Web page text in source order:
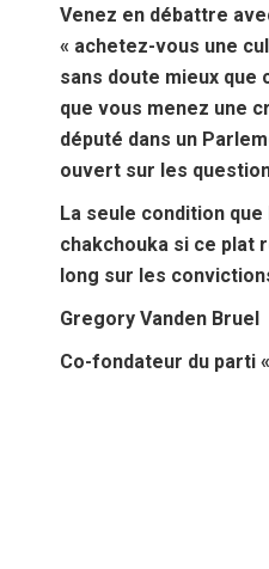
Venez en débattre
« achetez-vous une
sans doute mieux que
que vous menez une
député dans un
ouvert sur les
La seule condition
chakchouka si ce plat
long sur les
Gregory Vanden Bruel
Co-fondateur du parti